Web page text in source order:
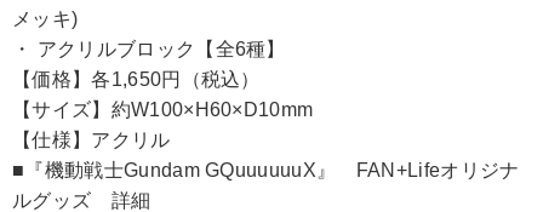
メッキ)
・ アクリルブロック【全6種】
【価格】各1,650円（税込）
【サイズ】約W100×H60×D10mm
【仕様】アクリル
■『機動戦士Gundam GQuuuuuuX』 FAN+Lifeオリジナ
ルグッズ 詳細